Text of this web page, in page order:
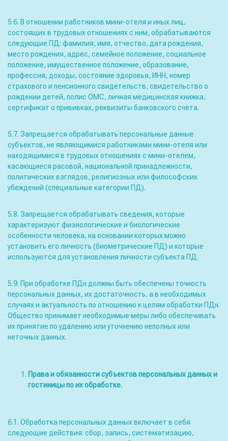
5.6. В отношении работников мини-отеля и иных лиц,
состоящих в трудовых отношениях с ним, обрабатываются
следующие ПД: фамилия, имя, отчество, дата рождения,
место рождения, адрес, семейное положение, социальное
положение, имущественное положение, образование,
профессия, доходы, состояние здоровья, ИНН, номер
страхового и пенсионного свидетельств, свидетельство о
рождении детей, полис ОМС, личная медицинская книжка,
сертификат о прививках, реквизиты банковского счёта.
5.7. Запрещается обрабатывать персональные данные
субъектов, не являющимися работниками мини-отеля или
находящимися в трудовых отношениях с мини-отелем,
касающиеся расовой, национальной принадлежности,
политических взглядов, религиозных или философских
убеждений (специальные категории ПД).
5.8. Запрещается обрабатывать сведения, которые
характеризуют физиологические и биологические
особенности человека, на основании которых можно
установить его личность (биометрические ПД) и которые
используются для установления личности субъекта ПД.
5.9. При обработке ПДн должны быть обеспечены точность
персональных данных, их достаточность, а в необходимых
случаях и актуальность по отношению к целям обработки ПДн.
Общество принимает необходимые меры либо обеспечивать
их принятие по удалению или уточнению неполных или
неточных данных.
Права и обязанности субъектов персональных данных и
гостиницы по их обработке.
6.1. Обработка персональных данных включает в себя
следующие действия: сбор, запись, систематизацию,